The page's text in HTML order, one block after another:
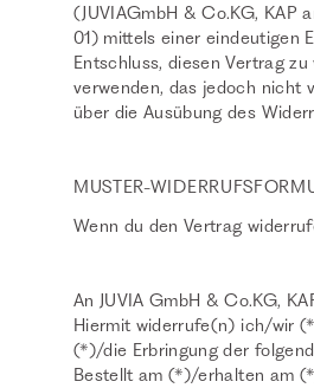
(JUVIAGmbH & Co.KG, KAP
01) mittels einer eindeutigen
Entschluss, diesen Vertrag
verwenden, das jedoch nicht
über die Ausübung des
MUSTER-
Wenn du den Vertrag
An JUVIA GmbH & Co.KG,
Hiermit widerrufe(n) ich/wir
(*)/die Erbringung der
Bestellt am (*)/erhalten am